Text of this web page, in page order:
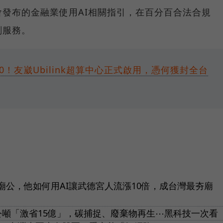
布的金融業使用AI相關指引，在百分百合法合規
務。
！友崴Ubilink超算中心正式啟用，憑何獲封全台
公，他如何用AI讓武德宮人流漲10倍，成台灣最夯廟
「激省15億」，碳捕捉、廢棄物再生⋯黑科技一次看